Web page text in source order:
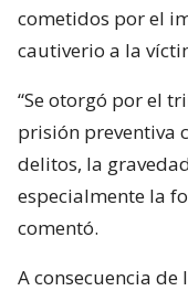
cometidos por el
cautiverio a la
“Se otorgó por el
prisión preventiva
delitos, la
especialmente la
comentó.
A consecuencia